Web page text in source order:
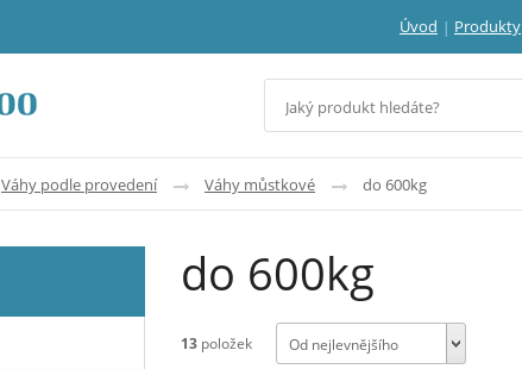
Úvod Produkty
Váhy podle provedení Váhy můstkové do 600kg
do 600kg
13 položek Od nejlevnějšího